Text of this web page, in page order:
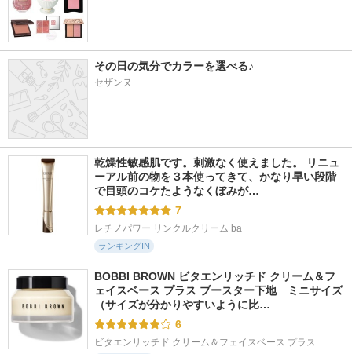
その日の気分でカラーを選べる♪
セザンヌ
乾燥性敏感肌です。刺激なく使えました。 リニュ
ーアル前の物を３本使ってきて、かなり早い段階
で目頭のコケたようなくぼみが…
7
レチノパワー リンクルクリーム ba
ランキングIN
BOBBI BROWN ビタエンリッチド クリーム＆フ
ェイスベース プラス ブースター下地　ミニサイズ
（サイズが分かりやすいように比…
6
ビタエンリッチド クリーム＆フェイスベース プラス